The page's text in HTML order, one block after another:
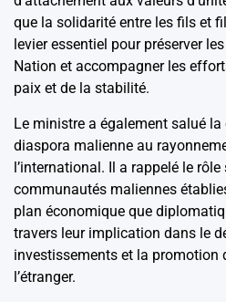
que la solidarité entre les fils et
levier essentiel pour préserver
Nation et accompagner les
paix et de la stabilité.
Le ministre a également salué
diaspora malienne au
l’international. Il a rappelé le
communautés maliennes
plan économique que
travers leur implication dans le
investissements et la promotion
l’étranger.